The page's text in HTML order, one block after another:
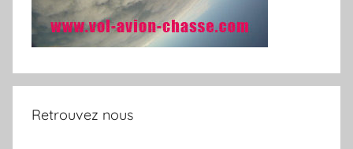
Retrouvez nous